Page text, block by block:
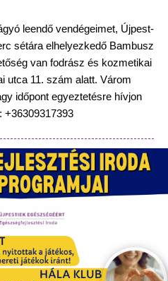
leendő vendégeimet, Újpest-
sétára elhelyezkedő Bambusz
van fodrász és kozmetikai
utca 11. szám alatt. Várom
időpont egyeztetésre hívjon
+36309317393